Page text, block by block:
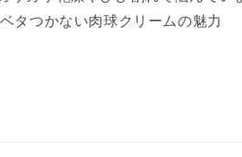
タつかない肉球クリームの魅力